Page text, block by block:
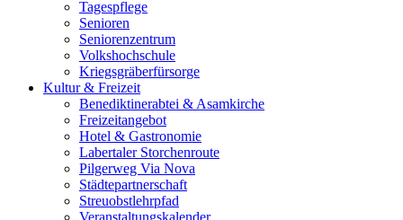
Tagespflege
Senioren
Seniorenzentrum
Volkshochschule
Kriegsgräberfürsorge
Kultur & Freizeit
Benediktinerabtei & Asamkirche
Freizeitangebot
Hotel & Gastronomie
Labertaler Storchenroute
Pilgerweg Via Nova
Städtepartnerschaft
Streuobstlehrpfad